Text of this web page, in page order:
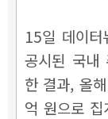
15일 데이터
공시된 국내
한 결과, 올
억 원으로